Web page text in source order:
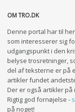
OM TRO.DK
Denne portal har til
som interesserer sig
udgangspunkt i den
belyse trosretninger,
del af teksterne er på
artikler fundet
Der er også artikler
Rigtig god fornøjelse -
på noget!